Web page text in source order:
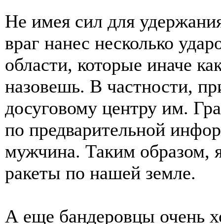
Не имея сил для
враг нанес несколько
области, которые иначе
назовешь. В частности,
досуговому центру им.
по предварительной
мужчина. Таким образом,
ракеты по нашей земле.
А еще бандеровцы очень